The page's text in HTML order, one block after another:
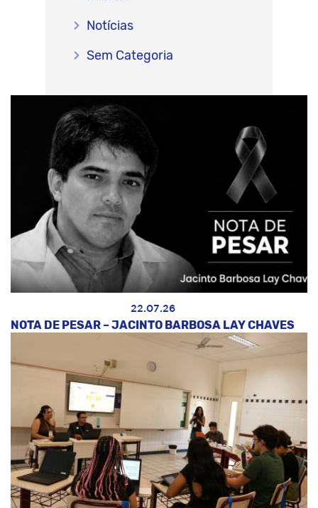
22.07.26
NOTA DE PESAR – JACINTO BARBOSA LAY CHAVES
Notícias
Sem Categoria